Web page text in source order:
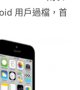
用戶過檔，首